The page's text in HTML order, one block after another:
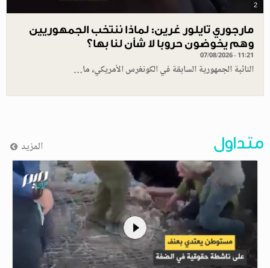
2
مارجوري تايلور غرين: لماذا ننتخب الجمهوريين
وهم يخوضون حروبا لا شأن لنا بها؟
07/08/2026 - 11:21
النائبة الجمهورية السابقة في الكونغرس الأمريكي، ما…
متداول المزيد